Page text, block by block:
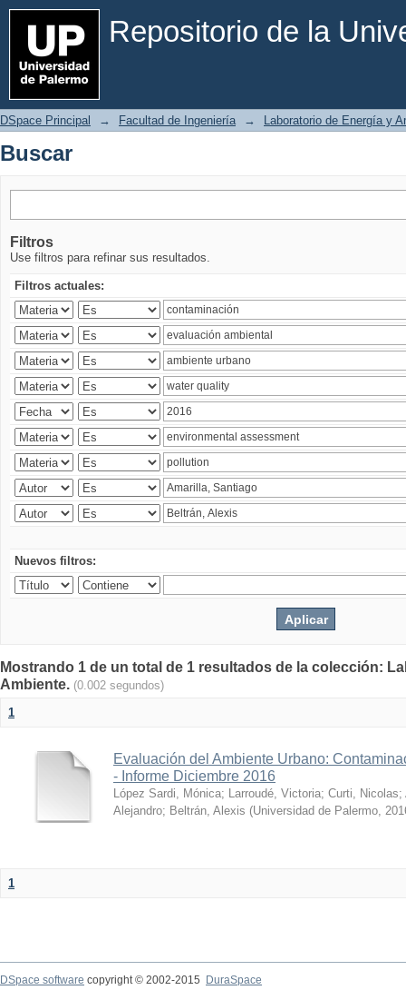
Repositorio de la
Buscar
DSpace Principal → Facultad de Ingeniería → Laboratorio de Energía y
Buscar
Filtros
Use filtros para refinar sus resultados.
Filtros actuales:
Nuevos filtros:
Mostrando 1 de un total de 1 resultados de la colección:
Ambiente. (0.002 segundos)
1
Evaluación del Ambiente Urbano:
- Informe Diciembre 2016
López Sardi, Mónica; Larroudé, Victoria; Curti, Nicolas;
Alejandro; Beltrán, Alexis (Universidad de Palermo,
1
DSpace software copyright © 2002-2015
DuraSpace